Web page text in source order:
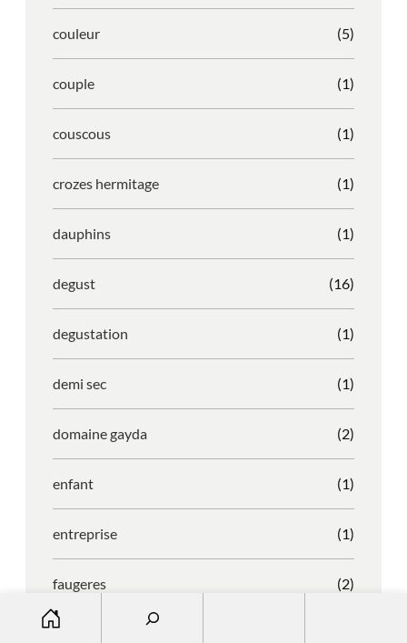
couleur (5)
couple (1)
couscous (1)
crozes hermitage (1)
dauphins (1)
degust (16)
degustation (1)
demi sec (1)
domaine gayda (2)
enfant (1)
entreprise (1)
faugeres (2)
faustino